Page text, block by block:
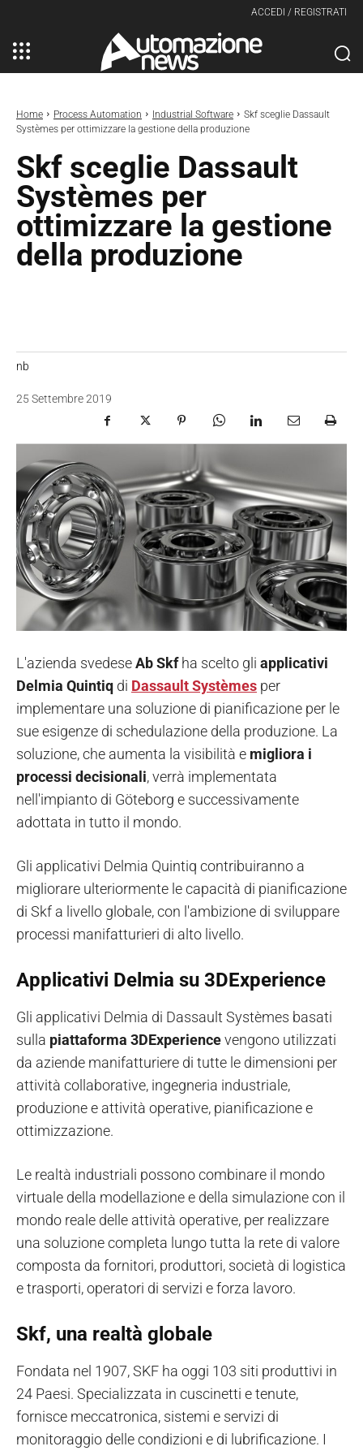
ACCEDI / REGISTRATI
Home Process Automation Industrial Software
Skf sceglie Dassault
Systèmes per ottimizzare la gestione della produzione
Skf sceglie Dassault
Systèmes per
ottimizzare la gestione
della produzione
nb
25 Settembre 2019
L'azienda svedeseAb Skfha scelto gli applicativi
Delmia Quintiq di Dassault Systèmes per
implementare una soluzione di pianificazione per le
sue esigenze di schedulazione della produzione. La
soluzione, che aumenta la visibilità e migliora i
processi decisionali, verrà implementata
nell'impianto di Göteborg e successivamente
adottata in tutto il mondo.
Gli applicativi Delmia Quintiq contribuiranno a
migliorare ulteriormente le capacità di pianificazione
di Skf a livello globale, con l'ambizione di sviluppare
processi manifatturieri di alto livello.
Applicativi Delmia su 3DExperience
Gli applicativi Delmia di Dassault Systèmes basati
sulla piattaforma 3DExperiencevengono utilizzati
da aziende manifatturiere di tutte le dimensioni per
attività collaborative, ingegneria industriale,
produzione e attività operative, pianificazione e
ottimizzazione.
Le realtà industriali possono combinare il mondo
virtuale della modellazione e della simulazione con il
mondo reale delle attività operative, per realizzare
una soluzione completa lungo tutta la rete di valore
composta da fornitori, produttori, società di logistica
e trasporti, operatori di servizi e forza lavoro.
Skf, una realtà globale
Fondata nel 1907, SKF ha oggi 103 siti produttivi in
24 Paesi. Specializzata in cuscinetti e tenute,
fornisce meccatronica, sistemi e servizi di
monitoraggio delle condizioni e di lubrificazione. I